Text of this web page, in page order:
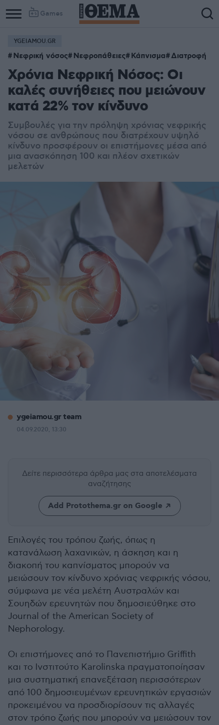
Games
YGEIAMOU.GR
Νεφρική νόσος Νεφροπάθειες Κάπνισμα Διατροφή
Χρόνια Νεφρική Νόσος: Οι
καλές συνήθειες που μειώνουν
κατά 22% τον κίνδυνο
Συμβουλές για την πρόληψη χρόνιας νεφρικής
νόσου σε ανθρώπους που διατρέχουν υψηλό
κίνδυνο προσφέρουν οι επιστήμονες μέσα από
μια ανασκόπηση 100 και πλέον σχετικών
μελετών
ygeiamou.gr team
04.09.2020, 13:30
Δείτε περισσότερα άρθρα μας στα αποτελέσματα
αναζήτησης
Add Protothema.gr on Google
Επιλογές του τρόπου ζωής, όπως η
κατανάλωση λαχανικών, η άσκηση και η
διακοπή του καπνίσματος μπορούν να
μειώσουν τον κίνδυνο χρόνιας νεφρικής νόσου,
σύμφωνα με νέα μελέτη Αυστραλών και
Σουηδών ερευνητών που δημοσιεύθηκε στο
Journal of the American Society of
Nephorology.
Οι επιστήμονες από το Πανεπιστήμιο Griffith
και το Ινστιτούτο Karolinska πραγματοποίησαν
μια συστηματική επανεξέταση περισσότερων
από 100 δημοσιευμένων ερευνητικών εργασιών
προκειμένου να προσδιορίσουν τις αλλαγές
στον τρόπο ζωής που μπορούν να μειώσουν τον